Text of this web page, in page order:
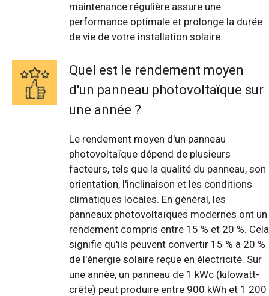
maintenance régulière assure une
performance optimale et prolonge la durée
de vie de votre installation solaire.
Quel est le rendement moyen
d'un panneau photovoltaïque sur
une année ?
Le rendement moyen d'un panneau
photovoltaïque dépend de plusieurs
facteurs, tels que la qualité du panneau, son
orientation, l'inclinaison et les conditions
climatiques locales. En général, les
panneaux photovoltaïques modernes ont un
rendement compris entre 15 % et 20 %. Cela
signifie qu'ils peuvent convertir 15 % à 20 %
de l'énergie solaire reçue en électricité. Sur
une année, un panneau de 1 kWc (kilowatt-
crête) peut produire entre 900 kWh et 1 200